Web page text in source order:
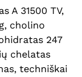
A 31500 TV,
cholino
247
chelatas
techniškai